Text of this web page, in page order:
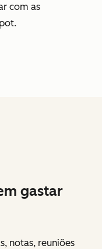
com as
gastar
notas, reuniões